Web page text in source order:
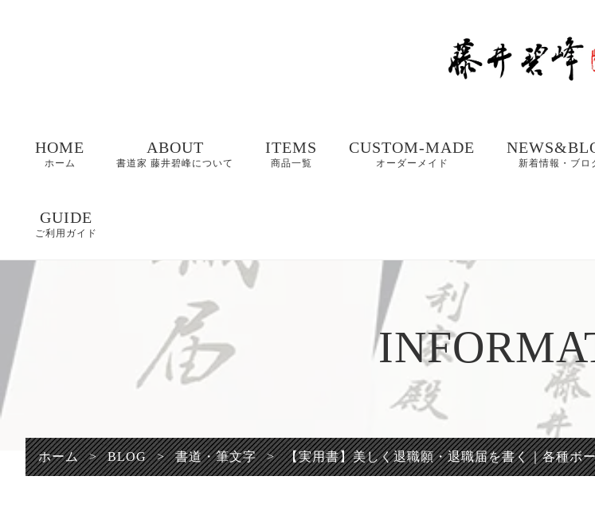
HOME
ホーム
ABOUT
書道家 藤井碧峰について
ITEMS
商品一覧
書・行書・隷書
木製表札の取付方法｜
写真で解説
CUSTOM-MADE
オーダーメイド
店名・商品ロゴ、墓
石、表札などの【筆
文字データ制作】
正統派彫刻表札【か
まぼこ彫り】
き彫り】
新着情報・ブロ
書道家藤井碧
【本気の仕事
GUIDE
ご利用ガイド
プライバシーポリシ
ホーム > BLOG > 書道・筆文字 > 【実用書】美しく退職願・退職届を書く｜各種ボ